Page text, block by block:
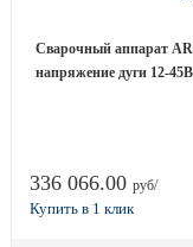
Сварочный аппарат
напряжение дуги 12-
336 066.00 руб/